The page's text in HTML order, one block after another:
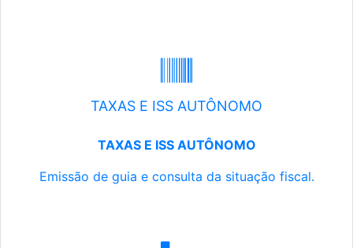
TAXAS E ISS AUTÔNOMO
TAXAS E ISS AUTÔNOMO
Emissão de guia e consulta da situação fiscal.